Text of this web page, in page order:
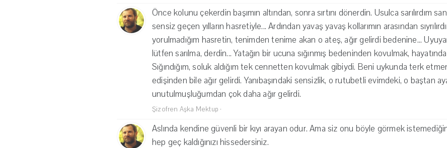
Önce kolunu çekerdin başımın altından, sonra sırtını dönerdin. Usulca sarılırdım
sensiz geçen yılların hasretiyle... Ardından yavaş yavaş kollarımın arasından
yorulmadığım hasretin, tenimden tenime akan o ateş, ağır gelirdi bedenine...
lütfen sarılma, derdin... Yatağın bir ucuna sığınmış bedeninden kovulmak,
Sığındığım, soluk aldığım tek cennetten kovulmak gibiydi. Beni uykunda terk
edişinden bile ağır gelirdi. Yanıbaşındaki sensizlik, o rutubetli evimdeki, o baştan
unutulmuşluğumdan çok daha ağır gelirdi.
Şizofren Aşka Mektup ·
Aslında kendine güvenli bir kıyı arayan odur. Ama siz onu böyle görmek
hep geç kaldığınızı hissedersiniz.